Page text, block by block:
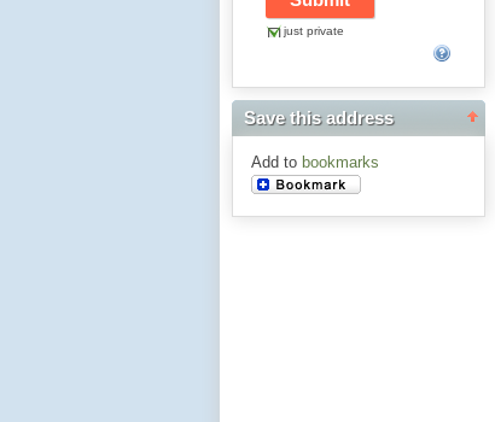
just private
Save this address
Add to bookmarks